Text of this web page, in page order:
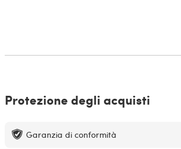
Protezione degli acquisti
Garanzia di conformità